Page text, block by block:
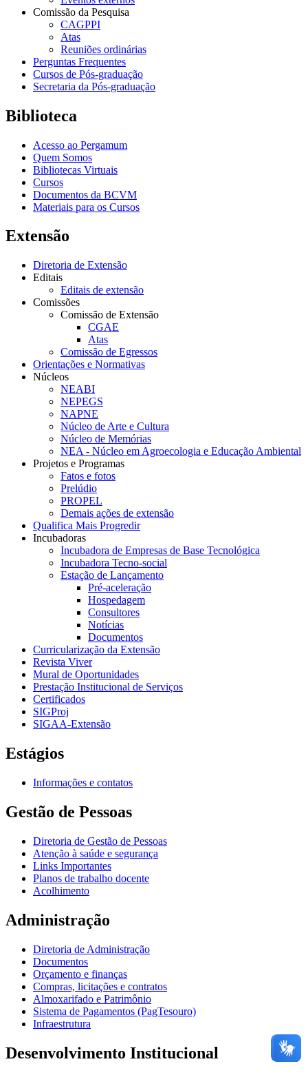
Comissão da Pesquisa
CAGPPI
Atas
Reuniões ordinárias
Perguntas Frequentes
Cursos de Pós-graduação
Secretaria da Pós-graduação
Biblioteca
Acesso ao Pergamum
Quem Somos
Bibliotecas Virtuais
Cursos
Documentos da BCVM
Materiais para os Cursos
Extensão
Diretoria de Extensão
Editais
Editais de extensão
Comissões
Comissão de Extensão
CGAE
Atas
Comissão de Egressos
Orientações e Normativas
Núcleos
NEABI
NEPEGS
NAPNE
Núcleo de Arte e Cultura
Núcleo de Memórias
NEA - Núcleo em Agroecologia e Educação Ambiental
Projetos e Programas
Fatos e fotos
Prelúdio
PROPEL
Demais ações de extensão
Qualifica Mais Progredir
Incubadoras
Incubadora de Empresas de Base Tecnológica
Incubadora Tecno-social
Estação de Lançamento
Pré-aceleração
Hospedagem
Consultores
Notícias
Documentos
Curricularização da Extensão
Revista Viver
Mural de Oportunidades
Prestação Institucional de Serviços
Certificados
SIGProj
SIGAA-Extensão
Estágios
Informações e contatos
Gestão de Pessoas
Diretoria de Gestão de Pessoas
Atenção à saúde e segurança
Links Importantes
Planos de trabalho docente
Acolhimento
Administração
Diretoria de Administração
Documentos
Orçamento e finanças
Compras, licitações e contratos
Almoxarifado e Patrimônio
Sistema de Pagamentos (PagTesouro)
Infraestrutura
Desenvolvimento Institucional